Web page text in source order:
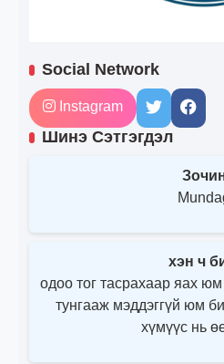
Social Network
Instagram
Шинэ Сэтгэгдэл
хэн ч
одоо тог тасрахаар яах
тунгааж мэддэггүй юм
хүмүүс нь